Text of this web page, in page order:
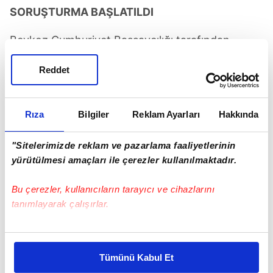
Rıza Bilgiler Reklam Ayarları Hakkında
"Sitelerimizde reklam ve pazarlama faaliyetlerinin
yürütülmesi amaçları ile çerezler kullanılmaktadır.
Bu çerezler, kullanıcıların tarayıcı ve cihazlarını
tanımlayarak çalışırlar.
Bu çerezlere izin vermeniz halinde sizlere özel
daha iyi reklam deneyimi yaşatabiliriz. Bunu yaparken
Tümünü Kabul Et
Reddet
SORUŞTURMA BAŞLATILDI
Beykoz Cumhuriyet Başsavcılığı tarafından
başlatılan soruşturma kapsamında, dondurma
standının işletmecisi Uğur B. ile birlikte 3 kişi
hazırlayacağı rapora göre gözaltı sayısının